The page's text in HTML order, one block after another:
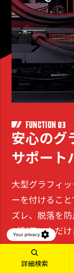
FUNCTION 03
安心のグ
サポート
大型グラフィ
ーを付けること
ズレ、脱落を
ご利用いただけ
詳細検索